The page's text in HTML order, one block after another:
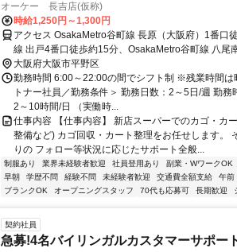
オーケー 長吉店(仮称)
時給1,250円～1,300円
アクセス OsakaMetro谷町線 長原（大阪府）1番口
線 出戸4番口徒歩約15分、OsakaMetro谷町線 八尾
大阪府大阪市平野区
勤務時間 6:00～22:00の間でシフト制 ※残業時間は
トナー社員／勤務条件＞ 勤務日数：2～5日/週 勤務
2～10時間/日 （実働時...
仕事内容 【仕事内容】 新店スーパーでのカゴ・カ
整備など) カゴ回収・カート整理をお任せします。
りの フォロー等状況に応じたサポート全般...
制服あり 業界未経験者歓迎 社員登用あり 副業・WワークOK
早朝
学歴不問 経験不問 未経験者歓迎 交通費全額支給 午前
ブランクOK
オープニングスタッフ 70代も応募可 長期歓迎
契約社員
急募!4名バイリンガルカスタマーサポー